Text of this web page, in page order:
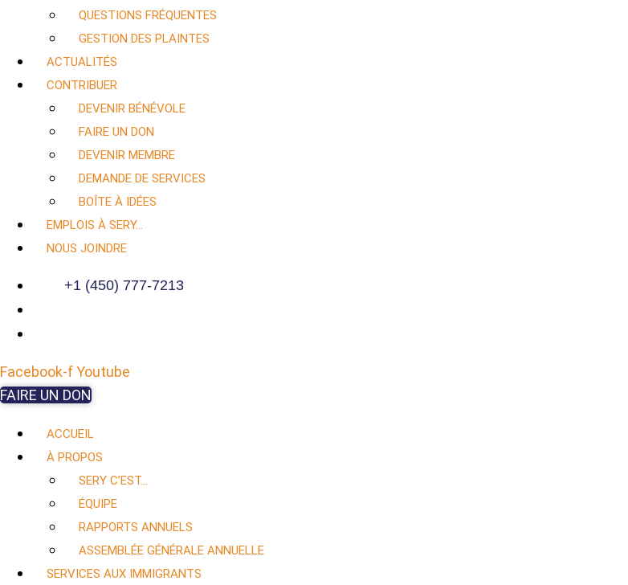
QUESTIONS FRÉQUENTES
GESTION DES PLAINTES
ACTUALITÉS
CONTRIBUER
DEVENIR BÉNÉVOLE
FAIRE UN DON
DEVENIR MEMBRE
DEMANDE DE SERVICES
BOÎTE À IDÉES
EMPLOIS À SERY…
NOUS JOINDRE
+1 (450) 777-7213
Facebook-fYoutube
FAIRE UN DON
ACCUEIL
À PROPOS
SERY C’EST…
ÉQUIPE
RAPPORTS ANNUELS
ASSEMBLÉE GÉNÉRALE ANNUELLE
SERVICES AUX IMMIGRANTS